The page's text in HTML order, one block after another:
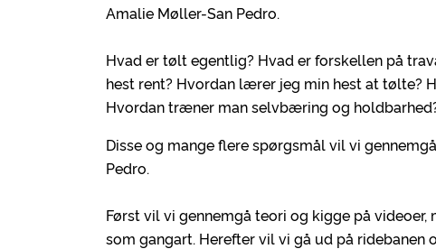
Amalie Møller-San Pedro.
Hvad er tølt egentlig? Hvad er forskellen på
hest rent? Hvordan lærer jeg min hest at tølte?
Hvordan træner man selvbæring og
Disse og mange flere spørgsmål vil vi
Pedro.
Først vil vi gennemgå teori og kigge på
som gangart. Herefter vil vi gå ud på ridebanen